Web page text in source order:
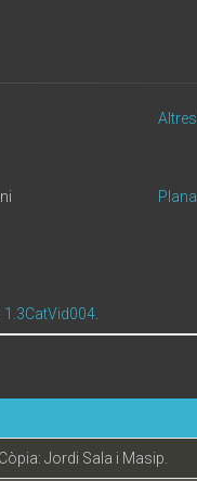
1.3CatVid004
Jordi Sala i Masip.